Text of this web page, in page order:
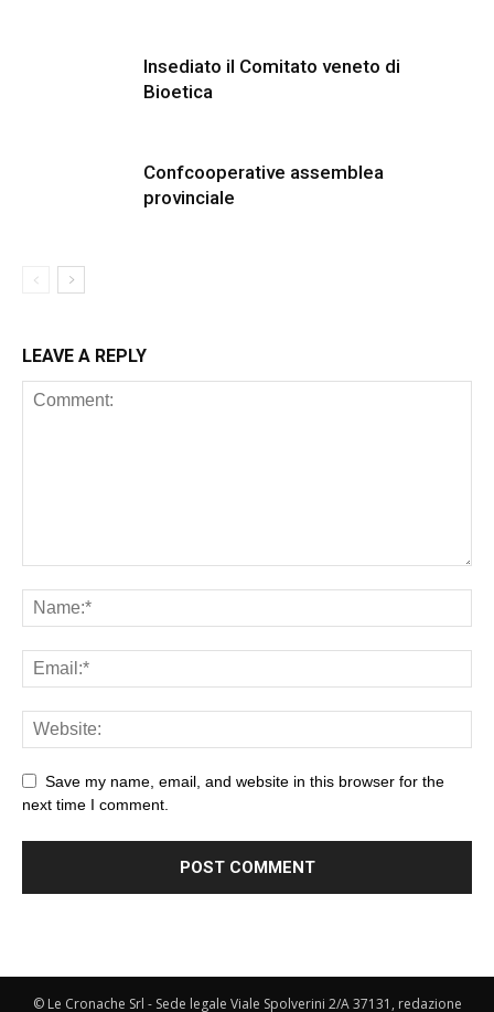
Insediato il Comitato veneto di
Bioetica
Confcooperative assemblea
provinciale
LEAVE A REPLY
Save my name, email, and website in this browser for the
next time I comment.
© Le Cronache Srl - Sede legale Viale Spolverini 2/A 37131, redazione